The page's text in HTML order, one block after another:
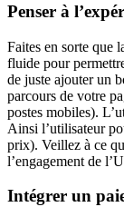
Penser à
Faites en sorte que
fluide pour
de juste ajouter un
parcours de votre
postes mobiles).
Ainsi l’utilisateur
prix). Veillez à ce
l’engagement de
Intégrer un